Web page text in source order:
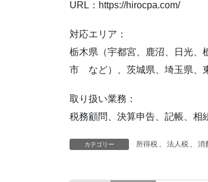
URL：https://hirocpa.com/
対応エリア：
栃木県（宇都宮、鹿沼、日光
市 など）、茨城県、埼玉県、
取り扱い業務：
税務顧問、決算申告、記帳、相
カテゴリー 所得税 、 法人税 、 消